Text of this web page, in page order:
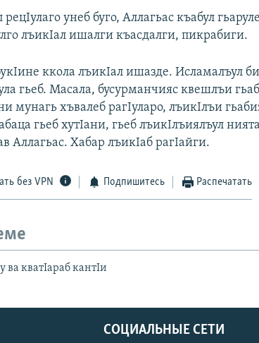
унеб буго, Аллагьас къабул
лъикIал ишалги къасдалги, пикрабиги.
ккола лъикIал ишазде. Исламалъул
гьеб. Масала, бусурманчияс квешлъи
мунагь хъвалеб рагIуларо, лъикIлъи
гьеб хутIани, гьеб лъикIлъиялъул
Аллагьас. Хабар лъикIаб рагIайги.
без VPN Подпишитесь Распечатать
ва кватIараб кантIи
СОЦИАЛЬНЫЕ СЕТИ